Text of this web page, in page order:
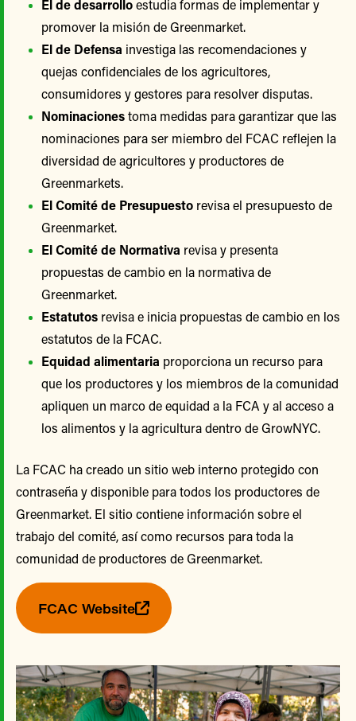
El de desarrolloestudia formas de implementar y
promover la misión de Greenmarket.
El de Defensa investiga las recomendaciones y
quejas confidenciales de los agricultores,
consumidores y gestores para resolver disputas.
Nominacionestoma medidas para garantizar que las
nominaciones para ser miembro del FCAC reflejen la
diversidad de agricultores y productores de
Greenmarkets.
El Comité de Presupuesto revisa el presupuesto de
Greenmarket.
El Comité de Normativa revisa y presenta
propuestas de cambio en la normativa de
Greenmarket.
Estatutos revisa e inicia propuestas de cambio en los
estatutos de la FCAC.
Equidad alimentaria proporciona un recurso para
que los productores y los miembros de la comunidad
apliquen un marco de equidad a la FCA y al acceso a
los alimentos y la agricultura dentro de GrowNYC.
La FCAC ha creado un sitio web interno protegido con
contraseña y disponible para todos los productores de
Greenmarket. El sitio contiene información sobre el
trabajo del comité, así como recursos para toda la
comunidad de productores de Greenmarket.
FCAC Website